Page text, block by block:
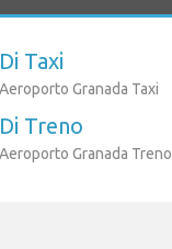
Di Taxi
Aeroporto Granada Taxi
Di Treno
Aeroporto Granada Treno